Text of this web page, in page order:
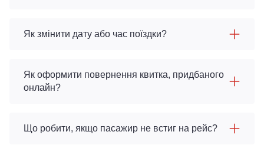
Як змінити дату або час поїздки?
Як оформити повернення квитка, придбаного
онлайн?
Що робити, якщо пасажир не встиг на рейс?